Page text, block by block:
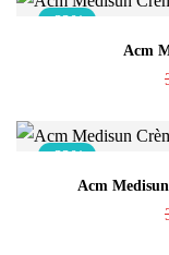
-33%
Acm
-33%
Acm